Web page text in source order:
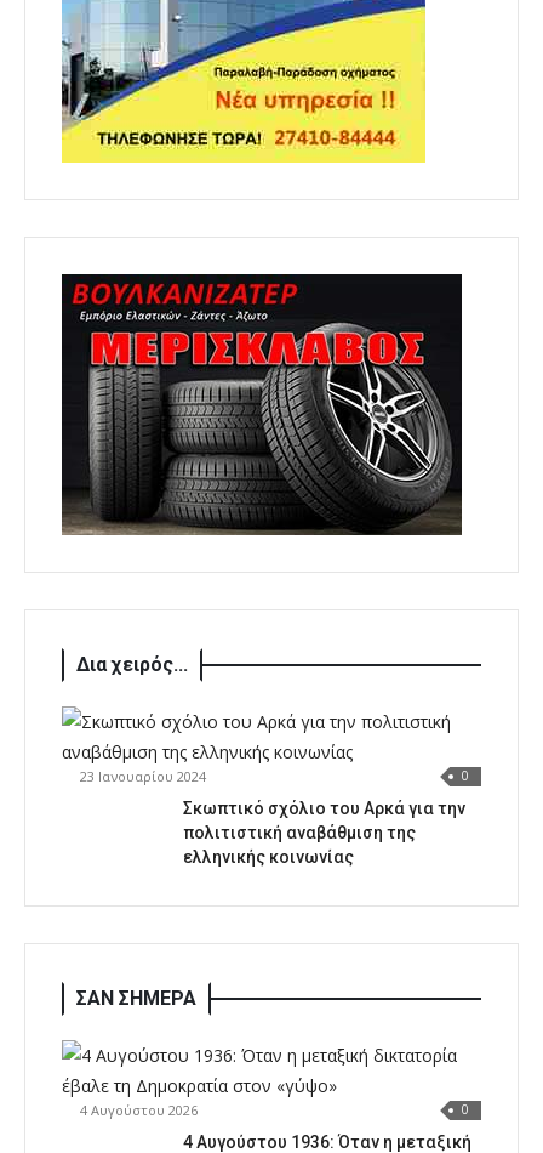
Δια χειρός...
23 Ιανουαρίου 2024 0
Σκωπτικό σχόλιο του Αρκά για την
πολιτιστική αναβάθμιση της
ελληνικής κοινωνίας
ΣΑΝ ΣΗΜΕΡΑ
4 Αυγούστου 2026 0
4 Αυγούστου 1936: Όταν η μεταξική